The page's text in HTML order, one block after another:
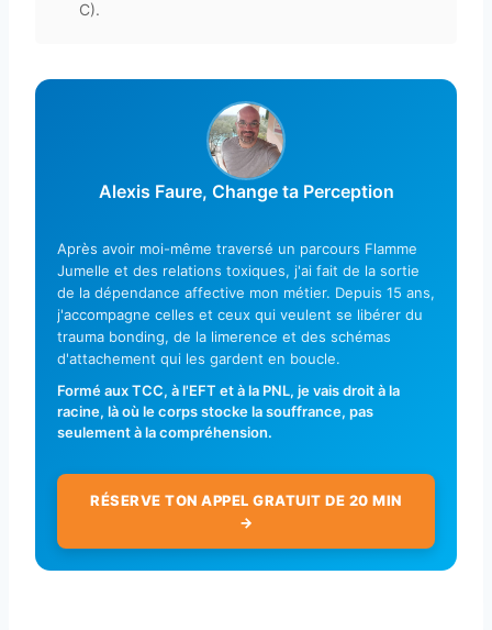
C).
Alexis Faure, Change ta Perception
Après avoir moi-même traversé un parcours Flamme
Jumelle et des relations toxiques, j'ai fait de la sortie
de la dépendance affective mon métier. Depuis 15 ans,
j'accompagne celles et ceux qui veulent se libérer du
trauma bonding, de la limerence et des schémas
d'attachement qui les gardent en boucle.
Formé aux TCC, à l'EFT et à la PNL, je vais droit à la
racine, là où le corps stocke la souffrance, pas
seulement à la compréhension.
RÉSERVE TON APPEL GRATUIT DE 20 MIN
→